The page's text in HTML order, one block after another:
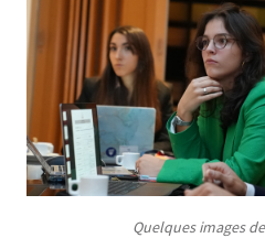
Quelques images